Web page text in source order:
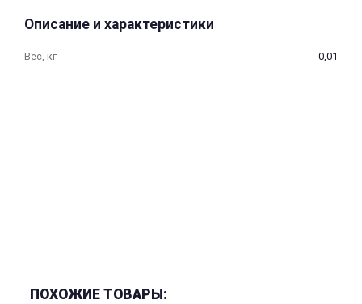
Описание и характеристики
Вес, кг 0,01
ПОХОЖИЕ ТОВАРЫ: